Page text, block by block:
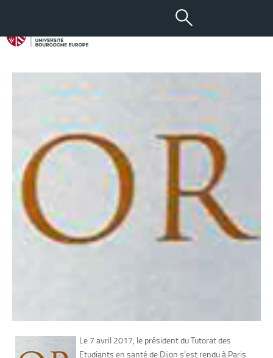
02 MAI 2017
L’agrément Or pour le TED
Le 7 avril 2017, le président du Tutorat des
Etudiants en santé de Dijon s’est rendu à Paris